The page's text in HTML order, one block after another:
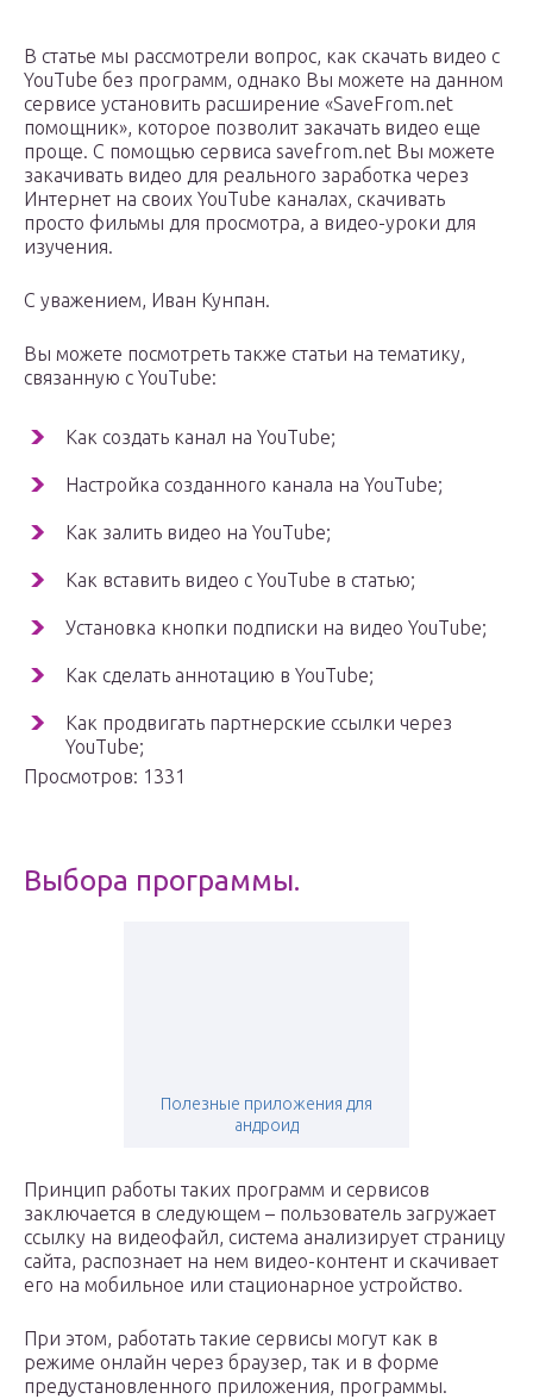
В статье мы рассмотрели вопрос, как скачать видео с
YouTube без программ, однако Вы можете на данном
сервисе установить расширение «SaveFrom.net
помощник», которое позволит закачать видео еще
проще. С помощью сервиса savefrom.net Вы можете
закачивать видео для реального заработка через
Интернет на своих YouTube каналах, скачивать
просто фильмы для просмотра, а видео-уроки для
изучения.
С уважением, Иван Кунпан.
Вы можете посмотреть также статьи на тематику,
связанную с YouTube:
Как создать канал на YouTube;
Настройка созданного канала на YouTube;
Как залить видео на YouTube;
Как вставить видео с YouTube в статью;
Установка кнопки подписки на видео YouTube;
Как сделать аннотацию в YouTube;
Как продвигать партнерские ссылки через
YouTube;
Просмотров: 1331
Выбора программы.
Полезные приложения для
андроид
Принцип работы таких программ и сервисов
заключается в следующем – пользователь загружает
ссылку на видеофайл, система анализирует страницу
сайта, распознает на нем видео-контент и скачивает
его на мобильное или стационарное устройство.
При этом, работать такие сервисы могут как в
режиме онлайн через браузер, так и в форме
предустановленного приложения, программы.